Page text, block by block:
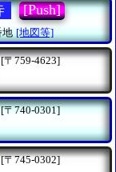
[Push]
地 [地図等]
[〒759-4623]
[〒740-0301]
[〒745-0302]